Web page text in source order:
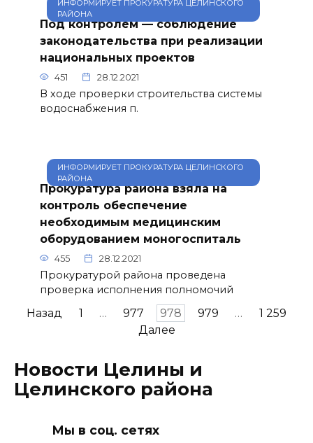
ИНФОРМИРУЕТ ПРОКУРАТУРА ЦЕЛИНСКОГО
РАЙОНА
Под контролем — соблюдение
законодательства при реализации
национальных проектов
451 28.12.2021
В ходе проверки строительства системы
водоснабжения п.
ИНФОРМИРУЕТ ПРОКУРАТУРА ЦЕЛИНСКОГО
РАЙОНА
Прокуратура района взяла на
контроль обеспечение
необходимым медицинским
оборудованием моногоспиталь
455 28.12.2021
Прокуратурой района проведена
проверка исполнения полномочий
Пагинация
Назад 1 … 977 978 979 …
1 259
Далее
Новости Целины и
Целинского района
Мы в соц. сетях